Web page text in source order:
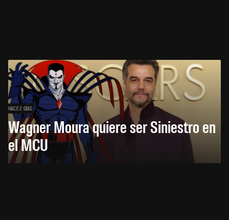
HACE 2 DÍAS
Wagner Moura quiere ser Siniestro en
el MCU